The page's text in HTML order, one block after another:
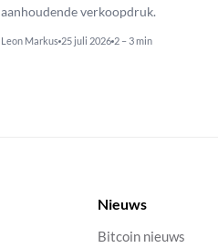
aanhoudende verkoopdruk.
Leon Markus 25 juli 2026 2 – 3 min
Nieuws
Bitcoin nieuws